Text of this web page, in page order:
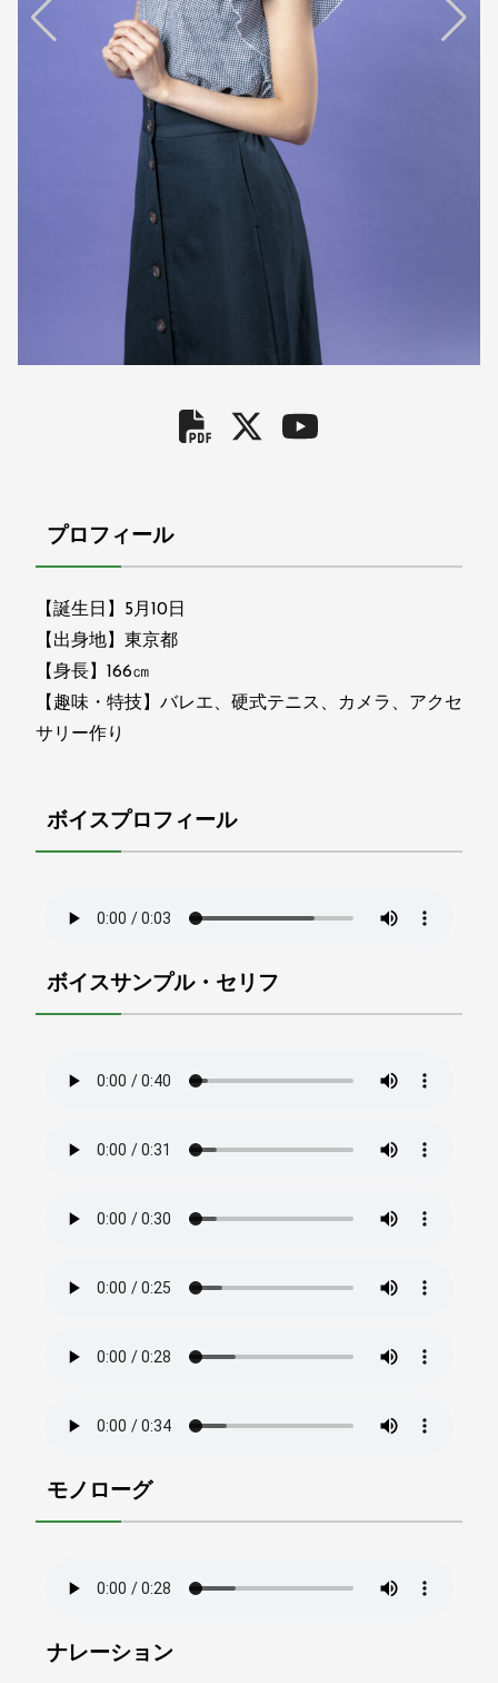
プロフィール
【誕生日】5月10日
【出身地】東京都
【身長】166㎝
【趣味・特技】バレエ、硬式テニス、カメラ、アクセ
サリー作り
ボイスプロフィール
ボイスサンプル・セリフ
モノローグ
ナレーション